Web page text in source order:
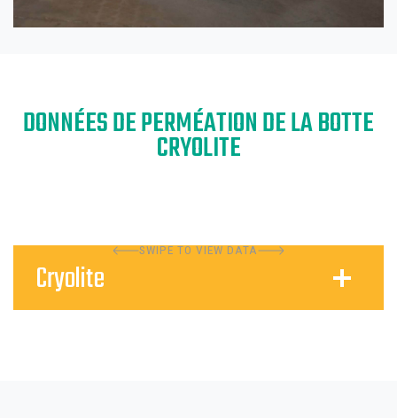
DONNÉES DE PERMÉATION DE LA BOTTE
CRYOLITE
SWIPE TO VIEW DATA
Cryolite